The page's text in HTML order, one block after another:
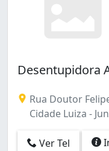
Desentupidora
Rua Doutor
Cidade Luiza -
Ver Tel